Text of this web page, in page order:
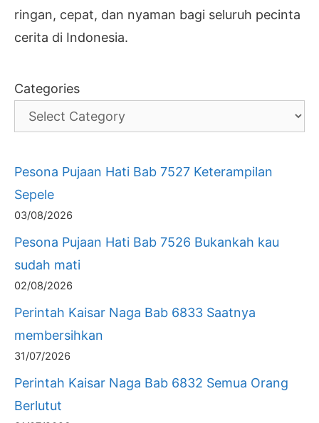
ringan, cepat, dan nyaman bagi seluruh pecinta
cerita di Indonesia.
Categories
Pesona Pujaan Hati Bab 7527 Keterampilan
Sepele
03/08/2026
Pesona Pujaan Hati Bab 7526 Bukankah kau
sudah mati
02/08/2026
Perintah Kaisar Naga Bab 6833 Saatnya
membersihkan
31/07/2026
Perintah Kaisar Naga Bab 6832 Semua Orang
Berlutut